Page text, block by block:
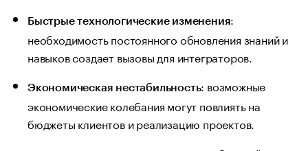
Быстрые технологические изменения:
необходимость постоянного обновления знаний и
навыков создает вызовы для интеграторов.
Экономическая нестабильность: возможные
экономические колебания могут повлиять на
бюджеты клиентов и реализацию проектов.